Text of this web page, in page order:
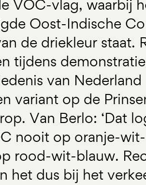
VOC-vlag, waarbij
Oost-Indische
de driekleur staat.
tijdens
van
variant op de
Van Berlo: ‘Dat
nooit op oranje-
rood-wit-blauw.
het dus bij het